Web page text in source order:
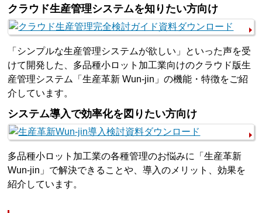
クラウド生産管理システムを知りたい方向け
「シンプルな生産管理システムが欲しい」といった声を受
けて開発した、多品種小ロット加工業向けのクラウド版生
産管理システム「生産革新 Wun-jin」の機能・特徴をご紹
介しています。
システム導入で効率化を図りたい方向け
多品種小ロット加工業の各種管理のお悩みに「生産革新
Wun-jin」で解決できることや、導入のメリット、効果を
紹介しています。